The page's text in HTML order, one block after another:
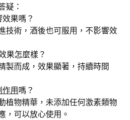
疑：
果嗎？
技術，酒後也可服用，不影響效
果怎麼樣？
製而成，效果顯著，持續時間
作用嗎？
植物精華，未添加任何激素類物
，可以放心使用。